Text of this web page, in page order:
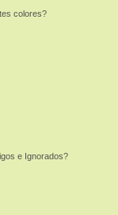
colores?
e Ignorados?